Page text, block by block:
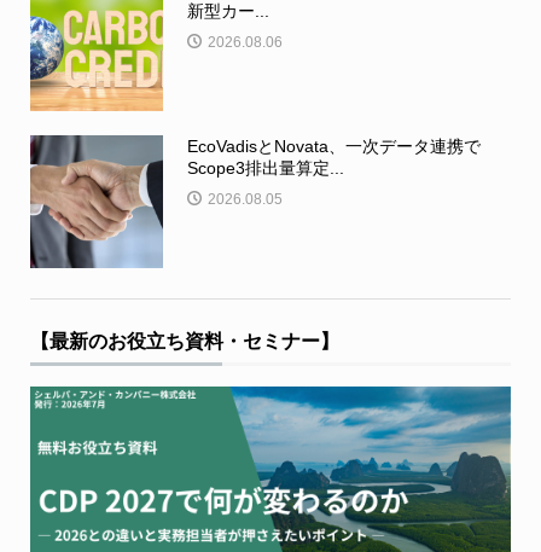
新型カー...
2026.08.06
EcoVadisとNovata、一次データ連携で
Scope3排出量算定...
2026.08.05
【最新のお役立ち資料・セミナー】